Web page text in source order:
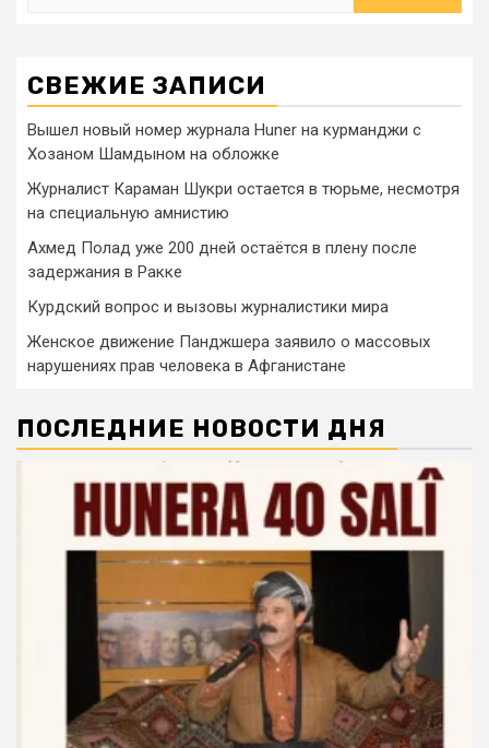
СВЕЖИЕ ЗАПИСИ
Вышел новый номер журнала Huner на курманджи с
Хозаном Шамдыном на обложке
Журналист Караман Шукри остается в тюрьме, несмотря
на специальную амнистию
Ахмед Полад уже 200 дней остаётся в плену после
задержания в Ракке
Курдский вопрос и вызовы журналистики мира
Женское движение Панджшера заявило о массовых
нарушениях прав человека в Афганистане
ПОСЛЕДНИЕ НОВОСТИ ДНЯ